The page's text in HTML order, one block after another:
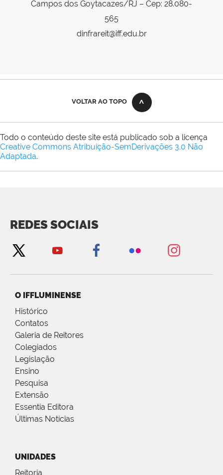
Campos dos Goytacazes/RJ – Cep: 28.080-
565
dinfrareit@iff.edu.br
VOLTAR AO TOPO
Todo o conteúdo deste site está publicado sob a licença
Creative Commons Atribuição-SemDerivações 3.0 Não
Adaptada.
REDES SOCIAIS
O IFFLUMINENSE
Histórico
Contatos
Galeria de Reitores
Colegiados
Legislação
Ensino
Pesquisa
Extensão
Essentia Editora
Últimas Notícias
UNIDADES
Reitoria